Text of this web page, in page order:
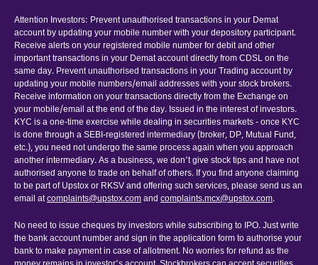
Attention Investors: Prevent unauthorised transactions in your Demat
account by updating your mobile number with your depository participant.
Receive alerts on your registered mobile number for debit and other
important transactions in your Demat account directly from CDSL on the
same day. Prevent unauthorised transactions in your Trading account by
updating your mobile numbers/email addresses with your stock brokers.
Receive information on your transactions directly from the Exchange on
your mobile/email at the end of the day. Issued in the interest of investors.
KYC is a one-time exercise while dealing in securities markets - once KYC
is done through a SEBI-registered intermediary (broker, DP, Mutual Fund,
etc.), you need not undergo the same process again when you approach
another intermediary. As a business, we don’t give stock tips and have not
authorised anyone to trade on behalf of others. If you find anyone claiming
to be part of Upstox or RKSV and offering such services, please send us an
email atcomplaints@upstox.comand complaints.mcx@upstox.com.
No need to issue cheques by investors while subscribing to IPO. Just write
the bank account number and sign in the application form to authorise your
bank to make payment in case of allotment. No worries for refund as the